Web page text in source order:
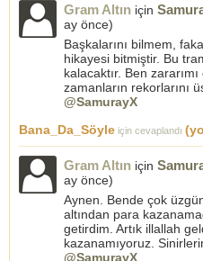
Gram Altın için
ay önce)
Başkalarını bilmem,
hikayesi bitmiştir. Bu
kalacaktır. Ben
zamanların rekorlarını
@SamurayX
Bana_Da_Söyle için cevaplandı
Gram Altın için
ay önce)
Aynen. Bende çok
altından para
getirdim. Artık illallah
kazanamıyoruz.
@SamurayX